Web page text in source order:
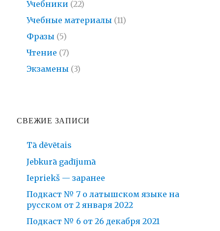
Учебники (22)
Учебные материалы (11)
Фразы (5)
Чтение (7)
Экзамены (3)
СВЕЖИЕ ЗАПИСИ
Tā dēvētais
Jebkurā gadījumā
Iepriekš — заранее
Подкаст № 7 о латышском языке на
русском от 2 января 2022
Подкаст № 6 от 26 декабря 2021